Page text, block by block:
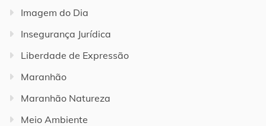
Imagem do Dia
Insegurança Jurídica
Liberdade de Expressão
Maranhão
Maranhão Natureza
Meio Ambiente